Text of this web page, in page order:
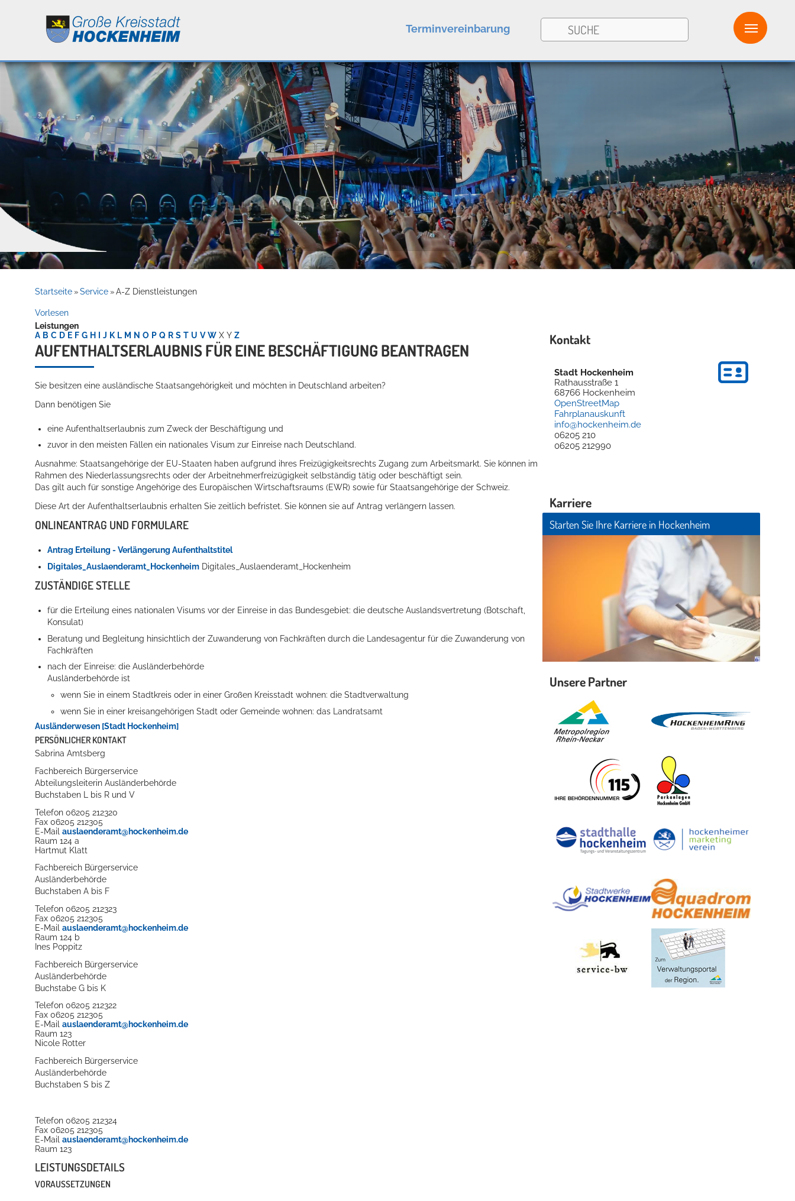
Leben
Kultur
Service
Terminvereinbarung
Konzerte, Tagungen und vieles mehr
Die Stadthalle Hockenheim bietet den perfekten Standort für Events aller Art!
mehr dazu...
Startseite » Service » A-Z Dienstleistungen
Vorlesen
Leistungen
A B C D E F G H J K L M N O P Q R S T U V W X Y Z
AUFENTHALTSERLAUBNIS FÜR EINE BESCHÄFTIGUNG BEANTRAGEN
Sie besitzen eine ausländische Staatsangehörigkeit und möchten in Deutschland arbeiten?
Dann benötigen Sie
eine Aufenthaltserlaubnis zum Zweck der Beschäftigung und
zuvor in den meisten Fällen ein nationales Visum zur Einreise nach Deutschland.
Ausnahme: Staatsangehörige der EU-Staaten haben aufgrund ihres Freizügigkeitsrechts Zugang zum Arbeitsmarkt. Sie können im
Rahmen des Niederlassungsrechts oder der Arbeitnehmerfreizügigkeit selbständig tätig oder beschäftigt sein.
Das gilt auch für sonstige Angehörige des Europäischen Wirtschaftsraums (EWR) sowie für Staatsangehörige der Schweiz.
Diese Art der Aufenthaltserlaubnis erhalten Sie zeitlich befristet. Sie können sie auf Antrag verlängern lassen.
ONLINEANTRAG UND FORMULARE
Antrag Erteilung - Verlängerung Aufenthaltstitel
Digitales_Auslaenderamt_Hockenheim Digitales_Auslaenderamt_Hockenheim
ZUSTÄNDIGE STELLE
für die Erteilung eines nationalen Visums vor der Einreise in das Bundesgebiet: die deutsche Auslandsvertretung (Botschaft,
Konsulat)
Beratung und Begleitung hinsichtlich der Zuwanderung von Fachkräften durch die Landesagentur für die Zuwanderung von
Fachkräften
nach der Einreise: die Ausländerbehörde
Ausländerbehörde ist
wenn Sie in einem Stadtkreis oder in einer Großen Kreisstadt wohnen: die Stadtverwaltung
wenn Sie in einer kreisangehörigen Stadt oder Gemeinde wohnen: das Landratsamt
Ausländerwesen [Stadt Hockenheim]
PERSÖNLICHER KONTAKT
Sabrina Amtsberg
Fachbereich Bürgerservice
Abteilungsleiterin Ausländerbehörde
Buchstaben L bis R und V
Telefon 06205 212320
Fax 06205 212305
E-Mail auslaenderamt@hockenheim.de
Raum 124 a
Hartmut Klatt
Fachbereich Bürgerservice
Ausländerbehörde
Buchstaben A bis F
Telefon 06205 212323
Fax 06205 212305
E-Mail auslaenderamt@hockenheim.de
Raum 124 b
Ines Poppitz
Fachbereich Bürgerservice
Ausländerbehörde
Buchstabe G bis K
Telefon 06205 212322
Fax 06205 212305
E-Mail auslaenderamt@hockenheim.de
Raum 123
Nicole Rotter
Fachbereich Bürgerservice
Ausländerbehörde
Buchstaben S bis Z
Telefon 06205 212324
Fax 06205 212305
E-Mail auslaenderamt@hockenheim.de
Raum 123
LEISTUNGSDETAILS
VORAUSSETZUNGEN
Kontakt
Stadt Hockenheim
Rathausstraße 1
68766 Hockenheim
OpenStreetMap
Fahrplanauskunft
info@hockenheim.de
06205 210
06205 212990
Karriere
Starten Sie Ihre Karriere in Hockenheim
Unsere Partner